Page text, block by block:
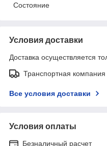
Состояние
Условия доставки
Доставка осуществляется
Транспортная компания
Все условия доставки
Условия оплаты
Безналичный расчет